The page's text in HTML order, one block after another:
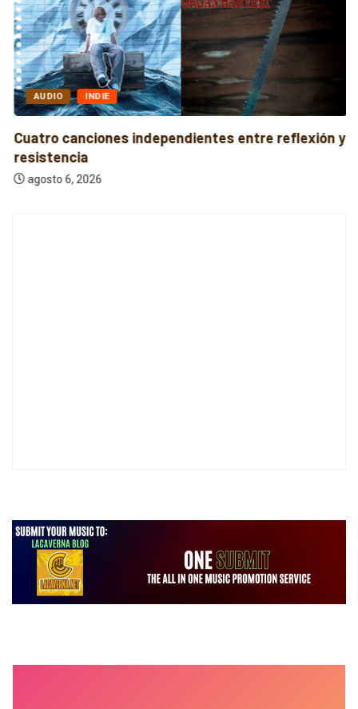
AUDIO INDIE
Cuatro canciones independientes entre reflexión y
resistencia
agosto 6, 2026